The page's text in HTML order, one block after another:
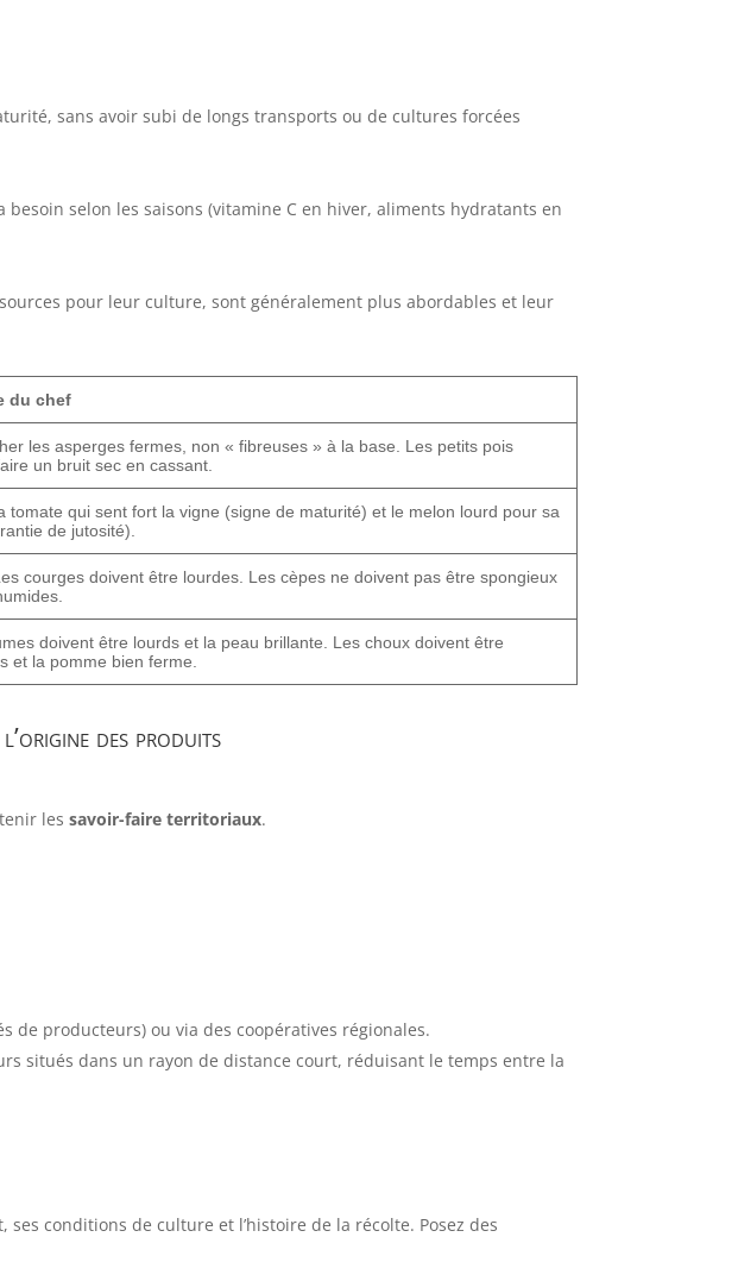
sans avoir subi de longs transports ou de cultures forcées
selon les saisons (vitamine C en hiver, aliments hydratants en
pour leur culture, sont généralement plus abordables et leur
du chef
les asperges fermes, non « fibreuses » à la base. Les petits pois
un bruit sec en cassant.
tomate qui sent fort la vigne (signe de maturité) et le melon lourd pour sa
de jutosité).
courges doivent être lourdes. Les cèpes ne doivent pas être spongieux
doivent être lourds et la peau brillante. Les choux doivent être
et la pomme bien ferme.
des produits
lessavoir-faire territoriaux.
de producteurs) ou via des coopératives régionales.
situés dans un rayon de distance court, réduisant le temps entre la
conditions de culture et l’histoire de la récolte. Posez des